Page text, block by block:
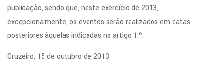
publicação, sendo que, neste exercício de 2013,
excepcionalmente, os eventos serão realizados em datas
posteriores àquelas indicadas no artigo 1.º.
Cruzeiro, 15 de outubro de 2013